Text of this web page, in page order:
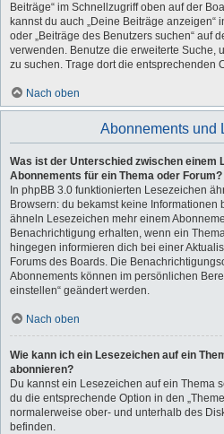
Beiträge“ im Schnellzugriff oben auf der
kannst du auch „Deine Beiträge
oder „Beiträge des Benutzers suchen“ auf
verwenden. Benutze die erweiterte Suche,
zu suchen. Trage dort die entsprechenden
Nach oben
Abonnements und
Was ist der Unterschied zwischen einem
Abonnements für ein Thema oder Forum?
In phpBB 3.0 funktionierten Lesezeichen
Browsern: du bekamst keine Informationen
ähneln Lesezeichen mehr einem
Benachrichtigung erhalten, wenn ein
hingegen informieren dich bei einer
Forums des Boards. Die
Abonnements können im persönlichen
einstellen“ geändert werden.
Nach oben
Wie kann ich ein Lesezeichen auf ein
abonnieren?
Du kannst ein Lesezeichen auf ein Thema
du die entsprechende Option in den
normalerweise ober- und unterhalb des
befinden.